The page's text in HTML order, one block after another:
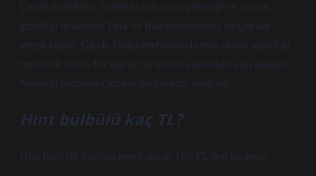
Çeşitli özellikleri, özellikle aşık olma yeteneği ve sesinin
güzelliği nedeniyle Türk ve İran edebiyatında en çok adı
geçen kuştur. Çiçek, Doğu edebiyatında esas olarak güzelliği
nedeniyle anılır. Bir gül ile bir bülbül arasındaki aşkı anlatan
Mesnevi tarzındaki temsili hikayelerin ortak adı.
Hint bülbülü kaç TL?
Hint Bülbülü fiyatları genel olarak 150 TL’den başlıyor.